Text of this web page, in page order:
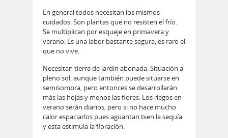
En general todos necesitan los mismos
cuidados. Son plantas que no resisten el frí­o.
Se multiplican por esqueje en primavera y
verano. Es una labor bastante segura, es raro el
que no vive.
Necesitan tierra de jardí­n abonada. Situación a
pleno sol, aunque también puede situarse en
semisombra, pero entonces se desarrollarán
más las hojas y menos las flores. Los riegos en
verano serán diarios, pero si no hace mucho
calor espaciarlos pues aguantan bien la sequí­a
y esta estimula la floración.